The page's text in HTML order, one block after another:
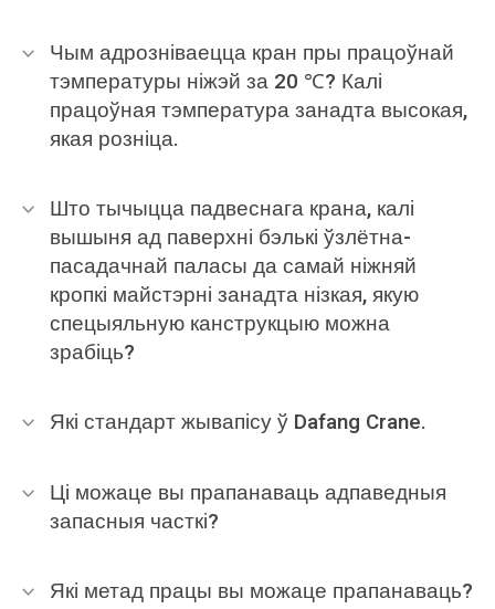
Чым адрозніваецца кран пры працоўнай
тэмпературы ніжэй за 20 ℃? Калі
працоўная тэмпература занадта высокая,
якая розніца.
Што тычыцца падвеснага крана, калі
вышыня ад паверхні бэлькі ўзлётна-
пасадачнай паласы да самай ніжняй
кропкі майстэрні занадта нізкая, якую
спецыяльную канструкцыю можна
зрабіць?
Які стандарт жывапісу ў Dafang Crane.
Ці можаце вы прапанаваць адпаведныя
запасныя часткі?
Які метад працы вы можаце прапанаваць?